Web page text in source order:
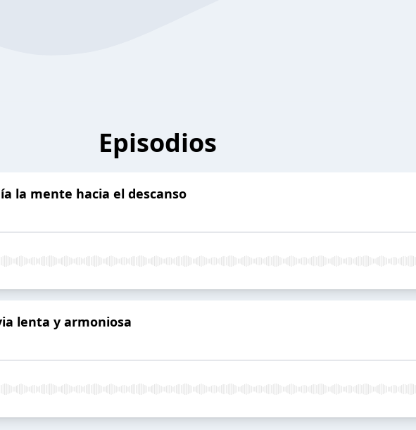
Episodios
la mente hacia el descanso
lenta y armoniosa